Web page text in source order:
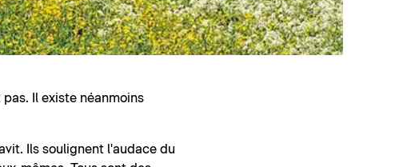
Il existe néanmoins
Ils soulignent l'audace du